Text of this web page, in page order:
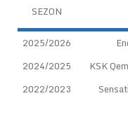
SEZON
2025/2026
2024/2025
KSK
2022/2023